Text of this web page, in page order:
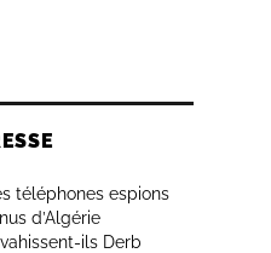
téléphones espions
d’Algérie
ils Derb